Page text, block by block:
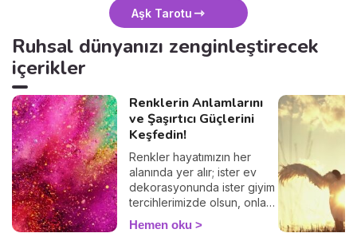
Aşk Tarotu
Ruhsal dünyanızı zenginleştirecek
içerikler
Renklerin Anlamlarını
ve Şaşırtıcı Güçlerini
Keşfedin!
Renkler hayatımızın her
alanında yer alır; ister ev
dekorasyonunda ister giyim
tercihlerimizde olsun, onları
her gün kullanırız. Ancak
çoğu kişi bilmez ki, her renk
Hemen oku